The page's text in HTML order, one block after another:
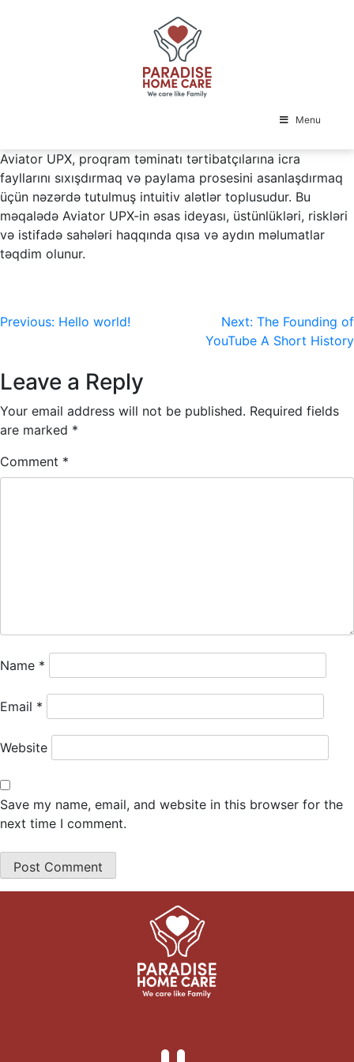
Menu
Aviator UPX, proqram təminatı tərtibatçılarına icra
fayllarını sıxışdırmaq və paylama prosesini asanlaşdırmaq
üçün nəzərdə tutulmuş intuitiv alətlər toplusudur. Bu
məqalədə Aviator UPX-in əsas ideyası, üstünlükləri, riskləri
və istifadə sahələri haqqında qısa və aydın məlumatlar
təqdim olunur.
Post
Previous: Hello world! Next: The Founding of
YouTube A Short History
Leave a Reply
Your email address will not be published. Required fields
are marked *
Comment *
Name *
Email *
Website
Save my name, email, and website in this browser for the
next time I comment.